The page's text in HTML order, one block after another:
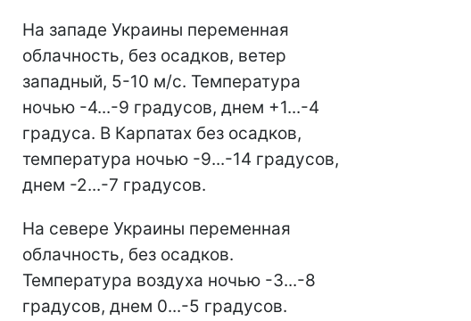
На западе Украины переменная
облачность, без осадков, ветер
западный, 5-10 м/с. Температура
ночью -4...-9 градусов, днем ​​+1...-4
градуса. В Карпатах без осадков,
температура ночью -9...-14 градусов,
днем ​​-2...-7 градусов.
На севере Украины переменная
облачность, без осадков.
Температура воздуха ночью -3...-8
градусов, днем ​​0...-5 градусов.